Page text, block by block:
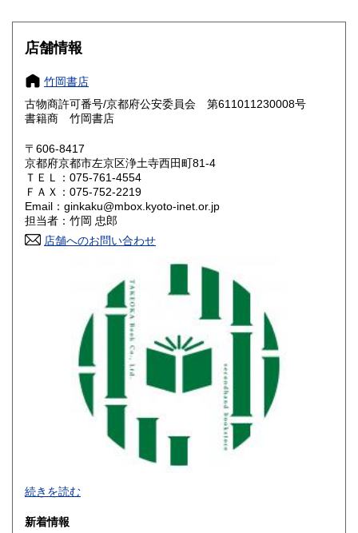
滋賀県 1,100円 京都府 1,100円
大阪府
奈良県
鳥取県
岡山県 1,100円 広島県
山口県 1,100円
香川県
1,100円
1,100円
1,100円 鹿児島県
1,600円
店舗情報
竹岡書店
古物商許可番号/京都府公安委員会 第611011230008号
書籍商 竹岡書店
〒606-8417
京都府京都市左京区浄土寺西田町81-4
ＴＥＬ：075-761-4554
ＦＡＸ：075-752-2219
Email：ginkaku@mbox.kyoto-inet.or.jp
担当者：竹岡 忠郎
店舗へのお問い合わせ
続きを読む
新着情報